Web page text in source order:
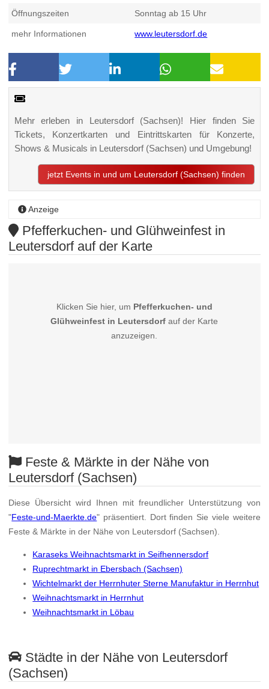
Öffnungszeiten Sonntag ab 15 Uhr
mehr Informationen www.leutersdorf.de
Mehr erleben in Leutersdorf (Sachsen)! Hier finden Sie
Tickets, Konzertkarten und Eintrittskarten für Konzerte,
Shows & Musicals in Leutersdorf (Sachsen) und Umgebung!
jetzt Events in und um Leutersdorf (Sachsen) finden
Anzeige
Pfefferkuchen- und Glühweinfest in
Leutersdorf auf der Karte
Klicken Sie hier, um Pfefferkuchen- und
Glühweinfest in Leutersdorf auf der Karte
anzuzeigen.
Feste & Märkte in der Nähe von
Leutersdorf (Sachsen)
Diese Übersicht wird Ihnen mit freundlicher Unterstützung von
"Feste-und-Maerkte.de" präsentiert. Dort finden Sie viele weitere
Feste & Märkte in der Nähe von Leutersdorf (Sachsen).
Karaseks Weihnachtsmarkt in Seifhennersdorf
Ruprechtmarkt in Ebersbach (Sachsen)
Wichtelmarkt der Herrnhuter Sterne Manufaktur in Herrnhut
Weihnachtsmarkt in Herrnhut
Weihnachtsmarkt in Löbau
Städte in der Nähe von Leutersdorf
(Sachsen)